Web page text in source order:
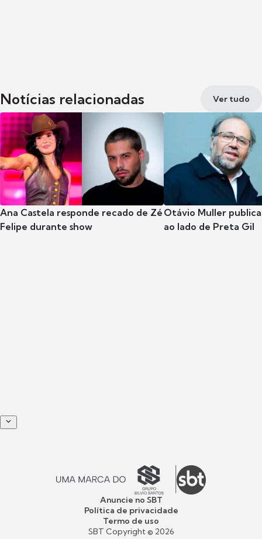
Notícias relacionadas Ver tudo
Ana Castela responde recado de Zé
Felipe durante show
Otávio Muller
ao lado de Preta Gil
Anuncie no SBT
Política de privacidade
Termo de uso
SBT Copyright © 2026